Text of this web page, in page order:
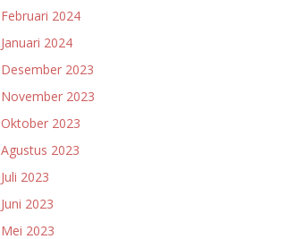
Februari 2024
Januari 2024
Desember 2023
November 2023
Oktober 2023
Agustus 2023
Juli 2023
Juni 2023
Mei 2023